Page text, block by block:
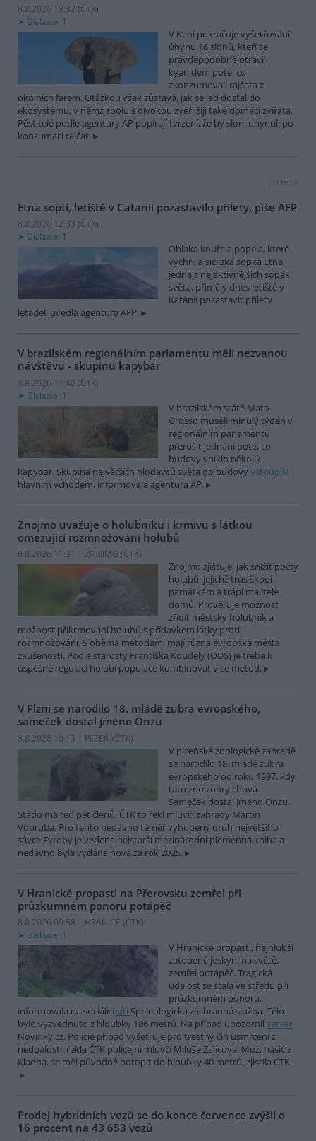
8.8.2026 18:32 (ČTK)
Diskuse: 1
V Keni pokračuje vyšetřování
úhynu 16 slonů, kteří se
pravděpodobně otrávili
kyanidem poté, co
zkonzumovali rajčata z
okolních farem. Otázkou však zůstává, jak se jed dostal do
ekosystému, v němž spolu s divokou zvěří žijí také domácí zvířata.
Pěstitelé podle agentury AP popírají tvrzení, že by sloni uhynuli po
konzumaci rajčat.
reklama
Etna soptí, letiště v Catanii pozastavilo přílety, píše AFP
8.8.2026 12:33 (ČTK)
Diskuse: 1
Oblaka kouře a popela, které
vychrlila sicilská sopka Etna,
jedna z nejaktivnějších sopek
světa, přiměly dnes letiště v
Katánii pozastavit přílety
letadel, uvedla agentura AFP.
V brazilském regionálním parlamentu měli nezvanou
návštěvu - skupinu kapybar
8.8.2026 11:40 (ČTK)
Diskuse: 1
V brazilském státě Mato
Grosso museli minulý týden v
regionálním parlamentu
přerušit jednání poté, co
budovy vniklo několik
kapybar. Skupina největších hlodavců světa do budovy vstoupila
hlavním vchodem, informovala agentura AP.
Znojmo uvažuje o holubníku i krmivu s látkou
omezující rozmnožování holubů
8.8.2026 11:31 | ZNOJMO (ČTK)
Znojmo zjišťuje, jak snížit počty
holubů, jejichž trus škodí
památkám a trápí majitele
domů. Prověřuje možnost
zřídit městský holubník a
možnost přikrmování holubů s přídavkem látky proti
rozmnožování. S oběma metodami mají různá evropská města
zkušenosti. Podle starosty Františka Koudely (ODS) je třeba k
úspěšné regulaci holubí populace kombinovat více metod.
V Plzni se narodilo 18. mládě zubra evropského,
sameček dostal jméno Onzu
8.8.2026 10:13 | PLZEŇ (ČTK)
V plzeňské zoologické zahradě
se narodilo 18. mládě zubra
evropského od roku 1997, kdy
tato zoo zubry chová.
Sameček dostal jméno Onzu.
Stádo má teď pět členů. ČTK to řekl mluvčí zahrady Martin
Vobruba. Pro tento nedávno téměř vyhubený druh největšího
savce Evropy je vedena nejstarší mezinárodní plemenná kniha a
nedávno byla vydána nová za rok 2025.
V Hranické propasti na Přerovsku zemřel při
průzkumném ponoru potápěč
8.8.2026 09:58 | HRANICE (ČTK)
Diskuse: 1
V Hranické propasti, nejhlubší
zatopené jeskyni na světě,
zemřel potápěč. Tragická
událost se stala ve středu při
průzkumném ponoru,
informovala na sociální síti Speleologická záchranná služba. Tělo
bylo vyzvednuto z hloubky 186 metrů. Na případ upozornil server
Novinky.cz. Policie případ vyšetřuje pro trestný čin usmrcení z
nedbalosti, řekla ČTK policejní mluvčí Miluše Zajícová. Muž, hasič z
Kladna, se měl původně potopit do hloubky 40 metrů, zjistila ČTK.
Prodej hybridních vozů se do konce července zvýšil o
16 procent na 43 653 vozů